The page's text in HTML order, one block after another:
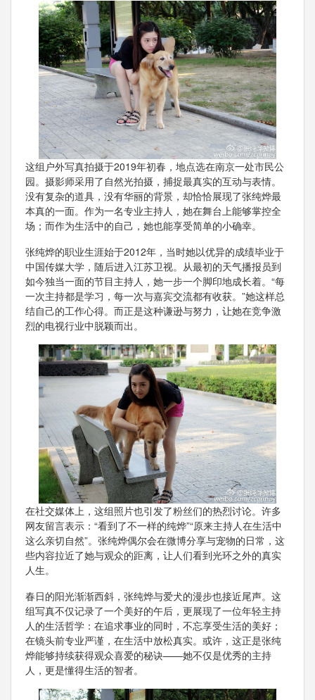
这组户外写真拍摄于2019年初春，地点选在南京一处市民公
园。摄影师采用了自然光拍摄，捕捉最真实的互动与表情。
没有复杂的道具，没有华丽的背景，却恰恰展现了张纯烨最
本真的一面。作为一名专业主持人，她在舞台上能够掌控全
场；而作为生活中的自己，她也能享受简单的小确幸。
张纯烨的职业生涯始于2012年，当时她以优异的成绩毕业于
中国传媒大学，随后进入江苏卫视。从最初的天气播报员到
如今独当一面的节目主持人，她一步一个脚印地成长着。“每
一次主持都是学习，每一次与嘉宾交流都有收获。”她这样总
结自己的工作心得。而正是这种谦逊与努力，让她在竞争激
烈的电视行业中脱颖而出。
在社交媒体上，这组照片也引发了粉丝们的热烈讨论。许多
网友留言表示：“看到了不一样的纯烨”“原来主持人在生活中
这么亲切自然”。张纯烨偶尔会在微博分享与宠物的日常，这
些内容拉近了她与观众的距离，让人们看到光环之外的真实
人生。
春日的阳光渐渐西斜，张纯烨与爱犬的漫步也接近尾声。这
组写真不仅记录了一个美好的午后，更展现了一位年轻主持
人的生活哲学：在追求事业的同时，不忘享受生活的美好；
在镜头前专业严谨，在生活中放松真实。或许，这正是张纯
烨能够持续获得观众喜爱的秘诀——她不仅是优秀的主持
人，更是懂得生活的智者。